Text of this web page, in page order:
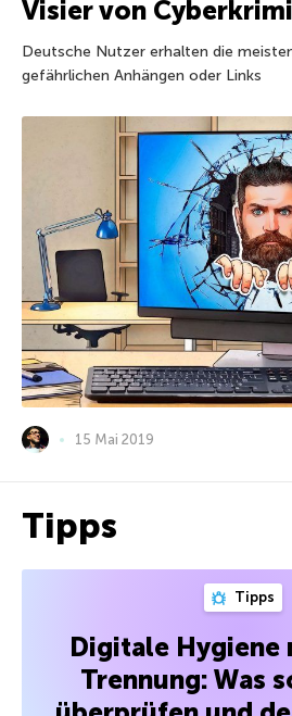
Visier von
Deutsche Nutzer erhalten die
gefährlichen Anhängen oder Links
15 Mai 2019
Tipps
Tipps
Digitale Hygiene
Trennung: Was